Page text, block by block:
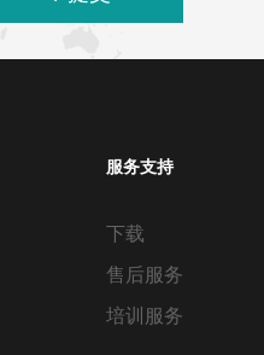
服务支持
下载
售后服务
培训服务